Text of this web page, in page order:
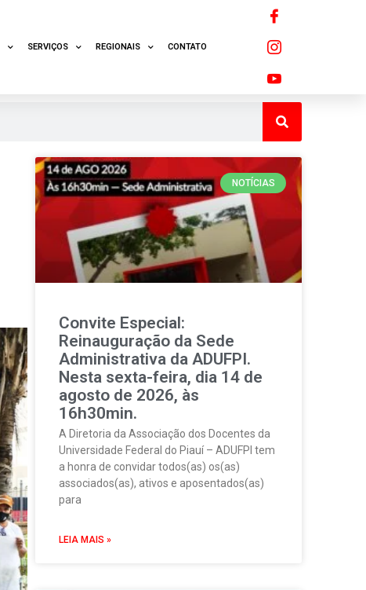
SERVIÇOS REGIONAIS CONTATO
NOTÍCIAS
Convite Especial:
Reinauguração da Sede
Administrativa da ADUFPI.
Nesta sexta-feira, dia 14 de
agosto de 2026, às
16h30min.
A Diretoria da Associação dos Docentes da
Universidade Federal do Piauí – ADUFPI tem
a honra de convidar todos(as) os(as)
associados(as), ativos e aposentados(as)
para
LEIA MAIS »